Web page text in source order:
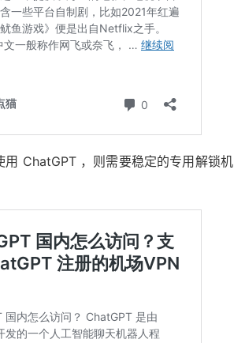
用 ChatGPT ，则需要稳定的专用解锁机